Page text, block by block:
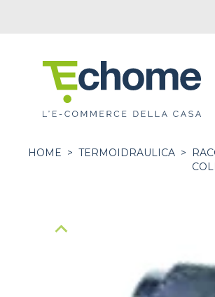
HOME > TERMOIDRAULICA >